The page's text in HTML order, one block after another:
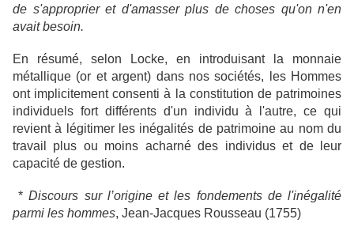
de s'approprier et d'amasser plus de choses qu'on n'en
avait besoin.
En résumé, selon Locke, en introduisant la monnaie
métallique (or et argent) dans nos sociétés, les Hommes
ont implicitement consenti à la constitution de patrimoines
individuels fort différents d'un individu à l'autre, ce qui
revient à légitimer les inégalités de patrimoine au nom du
travail plus ou moins acharné des individus et de leur
capacité de gestion.
*Discours sur l’origine et les fondements de l'inégalité
parmi les hommes, Jean-Jacques Rousseau (1755)